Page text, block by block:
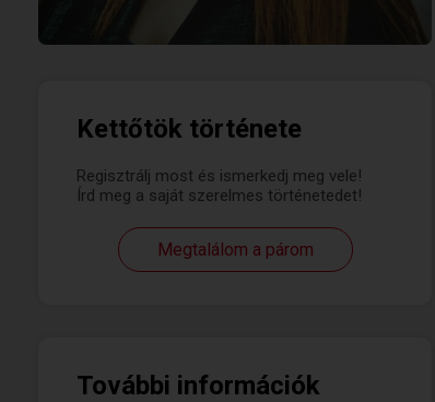
Kettőtök története
Regisztrálj most és ismerkedj meg vele!
Írd meg a saját szerelmes történetedet!
Megtalálom a párom
További információk